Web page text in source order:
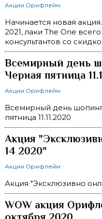
Акции Орифлейм
Начинается новая
2021, лаки The One
консультантов со
Всемирный день
Черная пятница
Акции Орифлейм
Всемирный день
пятница 11.11.2020
Акция
14 2020"
Акции Орифлейм
Акция "Эксклюзивно
WOW акция